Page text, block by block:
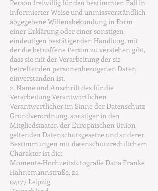
Person freiwillig für den bestimmten Fall in
informierter Weise und unmissverständlich
abgegebene Willensbekundung in Form
einer Erklärung oder einer sonstigen
eindeutigen bestätigenden Handlung, mit
der die betroffene Person zu verstehen gibt,
dass sie mit der Verarbeitung der sie
betreffenden personenbezogenen Daten
einverstanden ist.
2. Name und Anschrift des für die
Verarbeitung Verantwortlichen
Verantwortlicher im Sinne der Datenschutz-
Grundverordnung, sonstiger in den
Mitgliedstaaten der Europäischen Union
geltenden Datenschutzgesetze und anderer
Bestimmungen mit datenschutzrechtlichem
Charakter ist die:
Momente-Hochzeitsfotografie Dana Franke
Hahnemannstraße, 2a
04177 Leipzig